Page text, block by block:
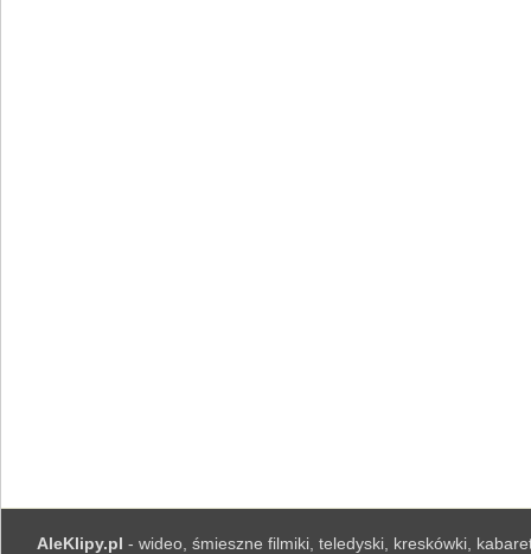
AleKlipy.pl - wideo, śmieszne filmiki, teledyski, kreskówki,